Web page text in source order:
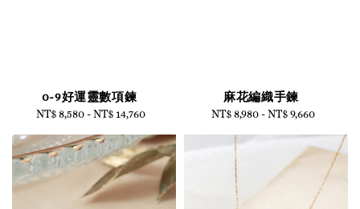
0-9好運靈數項鍊
Regular
NT$ 8,580 -NT$ 14,760
麻花編織手鍊
Regular
NT$ 8,980-NT$ 9,660